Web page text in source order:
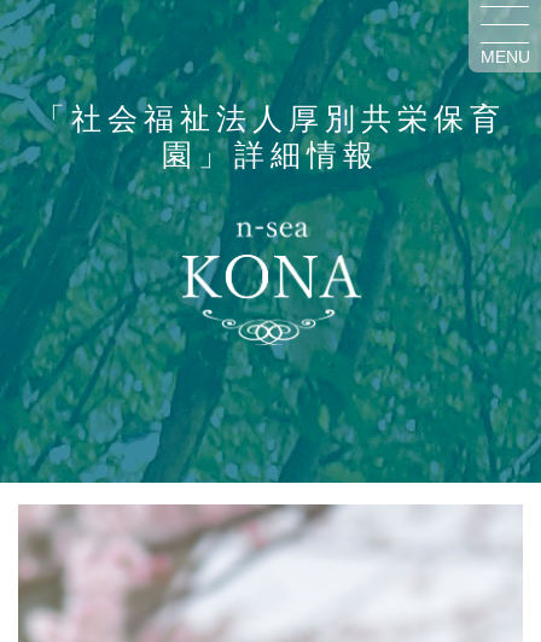
MENU
「社会福祉法人厚別共栄保育
園」詳細情報